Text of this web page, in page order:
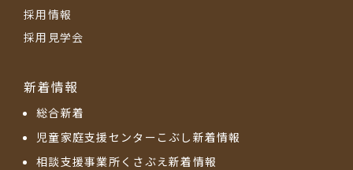
採用情報
採用見学会
新着情報
総合新着
児童家庭支援センターこぶし新着情報
相談支援事業所くさぶえ新着情報